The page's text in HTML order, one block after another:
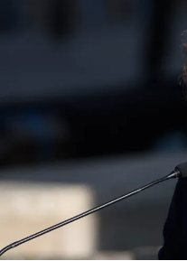
Johnson, felicitó al
mexicano por la captura
«Envía otro mensaje
dónde esconderse»,